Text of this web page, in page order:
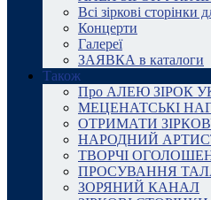
Всі зіркові сторінки
Концерти
Галереї
ЗАЯВКА в каталоги
Також
Про АЛЕЮ ЗІРОК
МЕЦЕНАТСЬКІ
ОТРИМАТИ
НАРОДНИЙ
ТВОРЧІ
ПРОСУВАННЯ
ЗОРЯНИЙ КАНАЛ